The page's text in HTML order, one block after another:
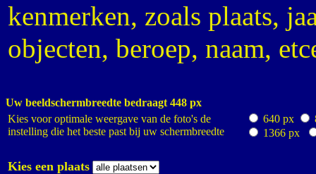
kenmerken, zoals plaats,
objecten, beroep, naam,
Uw beeldschermbreedte bedraagt 448 px
Kies voor optimale weergave van de foto's de
instelling die het beste past bij uw schermbreedte
640 px
1366 px
Kies een plaats